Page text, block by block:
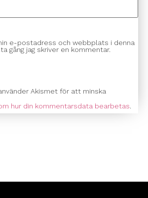
e-postadress och webbplats i denna
gång jag skriver en kommentar.
Akismet för att minska
hur din kommentarsdata bearbetas.